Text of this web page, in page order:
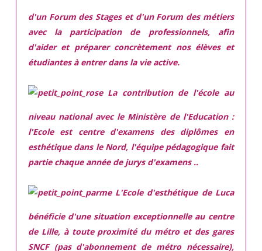
d'un Forum des Stages et d'un Forum des métiers
avec la participation de professionnels, afin
d'aider et préparer concrètement nos élèves et
étudiantes à entrer dans la vie active.
La contribution de l'école au
niveau national avec le Ministère de l'Education :
l'Ecole est centre d'examens des diplômes en
esthétique dans le Nord, l'équipe pédagogique fait
partie chaque année de jurys d'examens ..
L'Ecole d'esthétique de Luca
bénéficie d'une situation exceptionnelleau centre
de Lille, à toute proximité du métro et des gares
SNCF (pas d'abonnement de métro nécessaire),